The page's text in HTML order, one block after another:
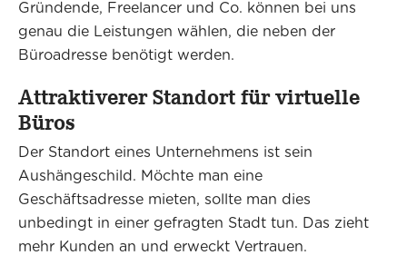
Gründende, Freelancer und Co. können bei uns
genau die Leistungen wählen, die neben der
Büroadresse benötigt werden.
Attraktiverer Standort für virtuelle
Büros
Der Standort eines Unternehmens ist sein
Aushängeschild. Möchte man eine
Geschäftsadresse mieten, sollte man dies
unbedingt in einer gefragten Stadt tun. Das zieht
mehr Kunden an und erweckt Vertrauen.